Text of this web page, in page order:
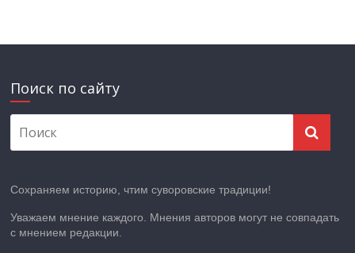
Поиск по сайту
Сохраняем историю, чтим суворовские традиции!
Уважаем мнение каждого. Мнения авторов могут не совпадать
с мнением редакции.